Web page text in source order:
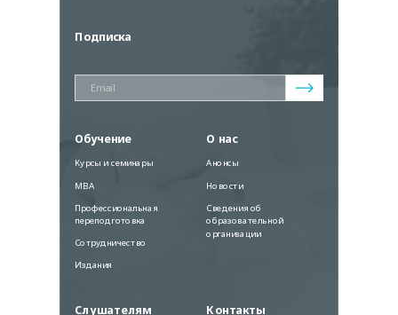
Подписка
Обучение
Курсы и семинары
MBA
Профессиональная
переподготовка
Сотрудничество
Издания
О нас
Анонсы
Новости
Сведения об
образовательной
организации
Слушателям Контакты